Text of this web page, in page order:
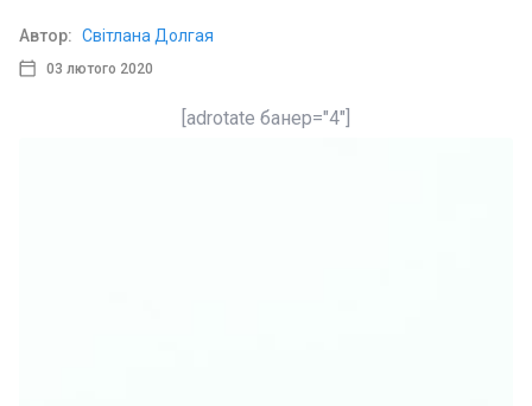
03 лютого 2020
Автор: Світлана Долгая
[adrotate банер="4"]